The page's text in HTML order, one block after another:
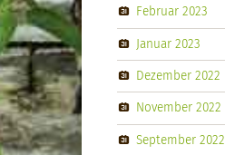
Februar 2023
Januar 2023
Dezember 2022
November 2022
September 2022